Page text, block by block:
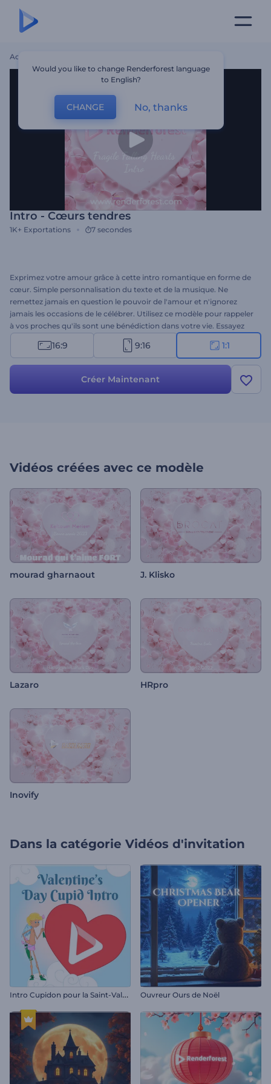
Accueil
Intro - Cœurs tendres
1K+ Exportations 7 secondes
Exprimez votre amour grâce à cette intro romantique en forme de
cœur. Simple personnalisation du texte et de la musique. Ne
remettez jamais en question le pouvoir de l'amour et n'ignorez
jamais les occasions de le célébrer. Utilisez ce modèle pour rappeler
à vos proches qu'ils sont une bénédiction dans votre vie. Essayez
16:9 9:16 1:1
Créer Maintenant
Vidéos créées avec ce modèle
mourad gharnaout J. Klisko
Lazaro HRpro
Inovify
Dans la catégorie Vidéos d'invitation
I
ntro Cupidon pour la Saint-Valentin Ouvreur Ours de Noël
Would you like to change Renderforest language
to English?
CHANGE No, thanks